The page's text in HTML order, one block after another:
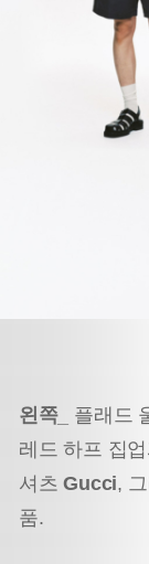
왼쪽_ 플래드
레드 하프 집
셔츠Gucci,
품.